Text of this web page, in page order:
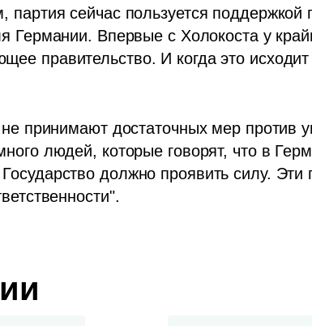
сейчас пользуется поддержкой
Германии. Впервые с Холокоста у
правительство. И когда это исходит
не принимают достаточных мер против
людей, которые говорят, что в
должно проявить силу. Эти